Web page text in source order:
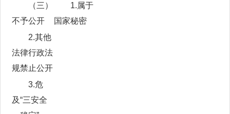
（三）
不予公开
1.属于
国家秘密
2.其他
法律行政法
规禁止公开
3.危
及“三安全